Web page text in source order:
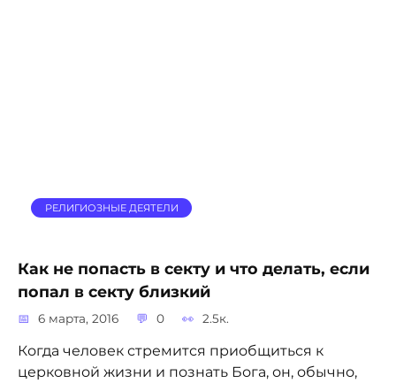
РЕЛИГИОЗНЫЕ ДЕЯТЕЛИ
Как не попасть в секту и что делать, если
попал в секту близкий
6 марта, 2016 0 2.5к.
Когда человек стремится приобщиться к
церковной жизни и познать Бога, он, обычно,